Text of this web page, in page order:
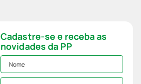
Cadastre-se e receba as
novidades da PP